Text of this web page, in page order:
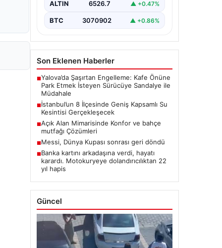
ALTIN 6526.7 ▲ +0.47%
BTC 3070902 ▲ +0.86%
Son Eklenen Haberler
■Yalova’da Şaşırtan Engelleme: Kafe Önüne
Park Etmek İsteyen Sürücüye Sandalye ile
Müdahale
■İstanbul’un 8 İlçesinde Geniş Kapsamlı Su
Kesintisi Gerçekleşecek
■Açık Alan Mimarisinde Konfor ve bahçe
mutfağı Çözümleri
■Messi, Dünya Kupası sonrası geri döndü
■Banka kartını arkadaşına verdi, hayatı
karardı. Motokuryeye dolandırıcılıktan 22
yıl hapis
Güncel